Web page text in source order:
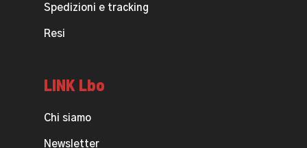
Spedizioni e tracking
Resi
LINK Lbo
Chi siamo
Newsletter